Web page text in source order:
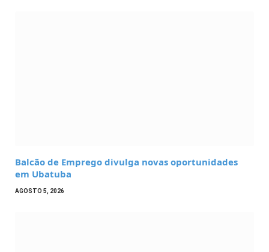
Balcão de Emprego divulga novas oportunidades
em Ubatuba
AGOSTO 5, 2026